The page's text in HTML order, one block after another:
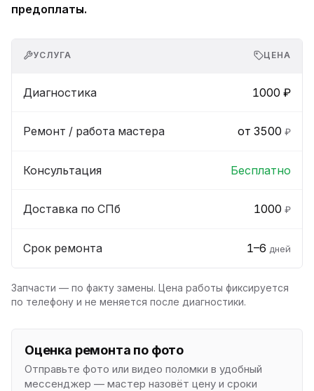
предоплаты.
УСЛУГА ЦЕНА
Диагностика 1000 ₽
Ремонт / работа мастера от 3500 ₽
Консультация Бесплатно
Доставка по СПб 1000 ₽
Срок ремонта 1–6 дней
Запчасти — по факту замены. Цена работы фиксируется
по телефону и не меняется после диагностики.
Оценка ремонта по фото
Отправьте фото или видео поломки в удобный
мессенджер — мастер назовёт цену и сроки